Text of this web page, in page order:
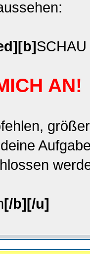
AN!
[/b][/u]